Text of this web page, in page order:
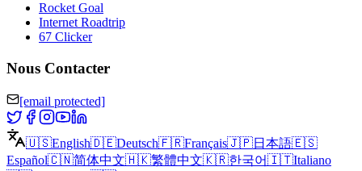
Rocket Goal
Internet Roadtrip
67 Clicker
Nous Contacter
[email protected]
🇺🇸English🇩🇪Deutsch🇫🇷Français🇯🇵日本語🇪🇸
Español🇨🇳简体中文🇭🇰繁體中文🇰🇷한국어🇮🇹Italiano